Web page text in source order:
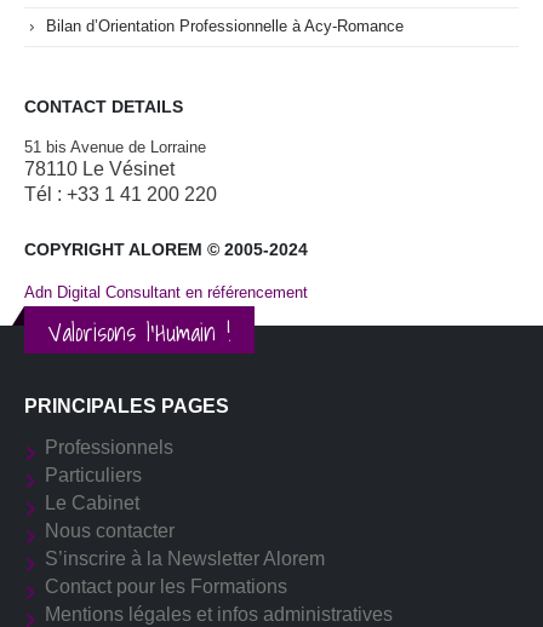
Bilan d’Orientation Professionnelle à Acy-Romance
CONTACT DETAILS
51 bis Avenue de Lorraine
78110 Le Vésinet
Tél : +33 1 41 200 220
COPYRIGHT ALOREM © 2005-2024
Adn Digital Consultant en référencement
Valorisons l'Humain !
PRINCIPALES PAGES
Professionnels
Particuliers
Le Cabinet
Nous contacter
S’inscrire à la Newsletter Alorem
Contact pour les Formations
Mentions légales et infos administratives